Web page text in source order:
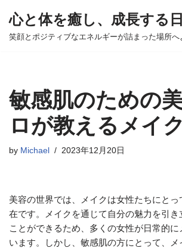
コ
ツ
へ
ス
キ
ッ
心と体を癒し、成長する
笑顔とポジティブなエネルギーが詰まった場所へ
敏感肌のための
ロが教えるメイ
by Michael 2023年12月20日
美容の世界では、メイクは女性たちにと
在です。メイクを通じて自分の魅力を引き
ことができるため、多くの女性が日常的
います。しかし、敏感肌の方にとって、